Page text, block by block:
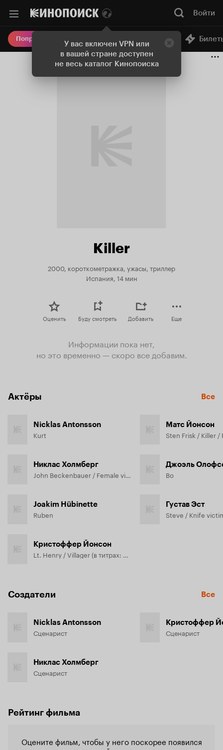
У вас включен VPN или
в вашей стране доступен
не весь каталог Кинопоиска
Войти
Попробовать Плюс Онлайн-кинотеатр
Killer
2000, короткометражка, ужасы, триллер
Испания, 14 мин
Оценить Буду смотреть Добавить Еще
Информации пока нет,
но это временно — скоро все добавим.
Актёры Все
Nicklas Antonsson
Kurt
Никлас Холмберг
John Beckenbauer / Female victim
Joakim Hübinette
Ruben
Кристоффер Йонсон
Lt. Henry / Villager (в титрах: Kristoffer Jonsson)
Матс Йонсон
Джоэль
Bo
Густав Эст
Steve / Knife
Создатели Все
Nicklas Antonsson
Сценарист
Никлас Холмберг
Сценарист
Кристоффер
Сценарист
Рейтинг фильма
Оцените фильм, чтобы у него поскорее появился